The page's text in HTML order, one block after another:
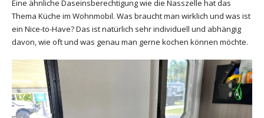
Eine ähnliche Daseinsberechtigung wie die Nasszelle hat das
Thema Küche im Wohnmobil. Was braucht man wirklich und was ist
ein Nice-to-Have? Das ist natürlich sehr individuell und abhängig
davon, wie oft und was genau man gerne kochen können möchte.